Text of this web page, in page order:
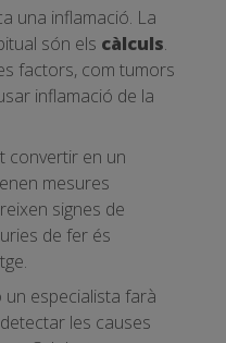
una inflamació. La
són els càlculs.
factors, com tumors
inflamació de la
convertir en un
mesures
signes de
de fer és
un especialista farà
les causes